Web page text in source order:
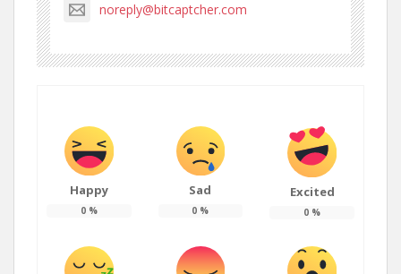
noreply@bitcaptcher.com
Happy
0%
Sad
0 %
Excited
0 %